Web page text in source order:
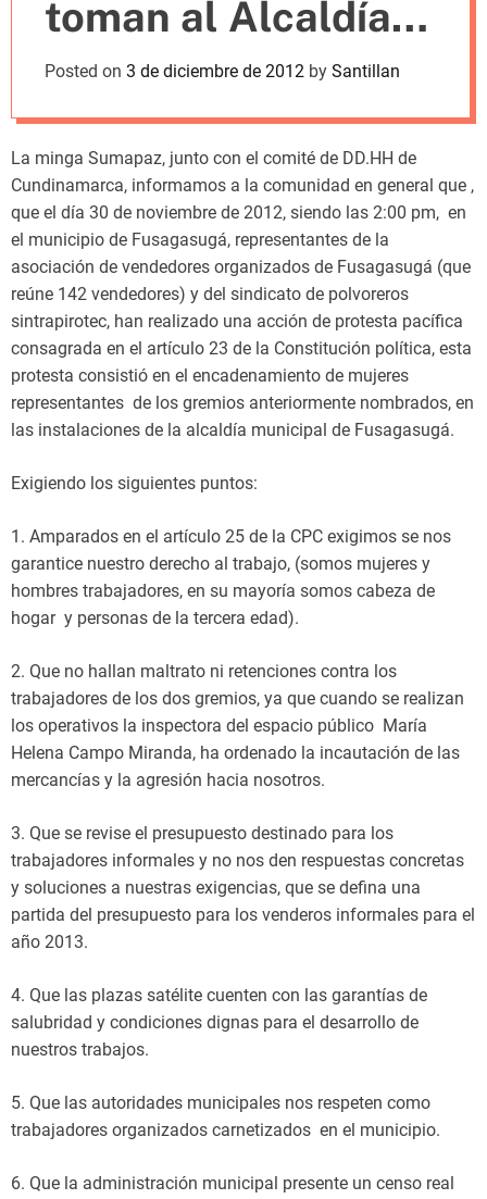
m
o
e
toman al Alcaldía
de Fusagasugá
Posted on 3 de diciembre de 2012 by Santillan
La minga Sumapaz, junto con el comité de DD.HH de
Cundinamarca, informamos a la comunidad en general que ,
que el día 30 de noviembre de 2012, siendo las 2:00 pm, en
el municipio de Fusagasugá, representantes de la
asociación de vendedores organizados de Fusagasugá (que
reúne 142 vendedores) y del sindicato de polvoreros
sintrapirotec, han realizado una acción de protesta pacífica
consagrada en el artículo 23 de la Constitución política, esta
protesta consistió en el encadenamiento de mujeres
representantes de los gremios anteriormente nombrados, en
las instalaciones de la alcaldía municipal de Fusagasugá.
Exigiendo los siguientes puntos:
1. Amparados en el artículo 25 de la CPC exigimos se nos
garantice nuestro derecho al trabajo, (somos mujeres y
hombres trabajadores, en su mayoría somos cabeza de
hogar y personas de la tercera edad).
2. Que no hallan maltrato ni retenciones contra los
trabajadores de los dos gremios, ya que cuando se realizan
los operativos la inspectora del espacio público María
Helena Campo Miranda, ha ordenado la incautación de las
mercancías y la agresión hacia nosotros.
3. Que se revise el presupuesto destinado para los
trabajadores informales y no nos den respuestas concretas
y soluciones a nuestras exigencias, que se defina una
partida del presupuesto para los venderos informales para el
año 2013.
4. Que las plazas satélite cuenten con las garantías de
salubridad y condiciones dignas para el desarrollo de
nuestros trabajos.
5. Que las autoridades municipales nos respeten como
trabajadores organizados carnetizados en el municipio.
6. Que la administración municipal presente un censo real